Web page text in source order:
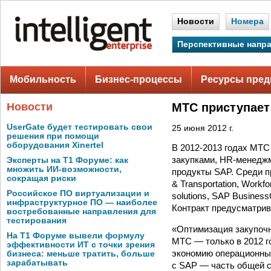
Новости Номера
Перспективные
Мобильность Бизнес-процессы Ресурсы
Новости
UserGate будет тестировать свои
решения при помощи
оборудования Xinertel
Эксперты на Т1 Форуме: как
множить ИИ-возможности,
сокращая риски
Российское ПО виртуализации и
инфраструктурное ПО — наиболее
востребованные направления для
тестирования
На Т1 Форуме вывели формулу
эффективности ИТ с точки зрения
бизнеса: меньше тратить, больше
зарабатывать
МТС
25 июня 2012 г.
В 2012-2013 годах МТС
закупками, HR-
продукты SAP. Среди
& Transportation,
solutions, SAP
Контракт
«Оптимизация
МТС — только в 2012
экономию
с SAP — часть общей